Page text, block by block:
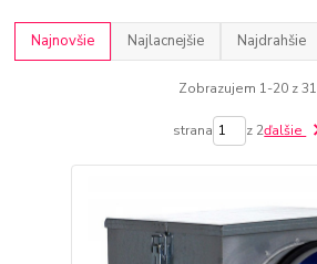
Najnovšie Najlacnejšie Najdrahšie
Zobrazujem 1-20 z 31
strana z 2ďalšie